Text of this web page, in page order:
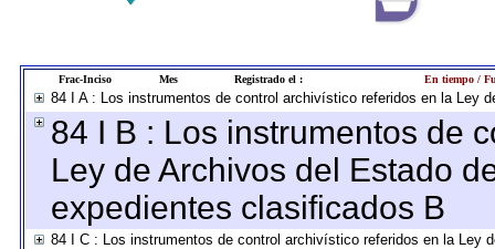
Frac-Inciso Mes Registrado el : En tiempo /
84 I A : Los instrumentos de control archivístico referidos en la Ley
84 I B : Los instrumentos de
Ley de Archivos del Estado
expedientes clasificados B
84 I C : Los instrumentos de control archivístico referidos en la Ley